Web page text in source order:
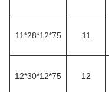
11*28*12*75 11
12*30*12*75 12